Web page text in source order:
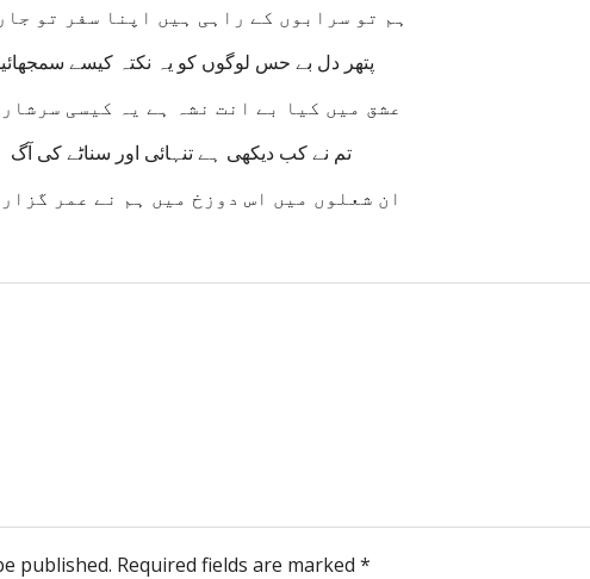
ہم تو سرابوں کے راہی ہیں اپنا سفر تو
پتھر دل بے حس لوگوں کو یہ نکتہ کیسے
عشق میں کیا بے انت نشہ ہے یہ کیسی
تم نے کب دیکھی ہے تنہائی اور سناٹے کی آگ
ان شعلوں میں اس دوزخ میں ہم نے عمر
published. Required fields are marked *